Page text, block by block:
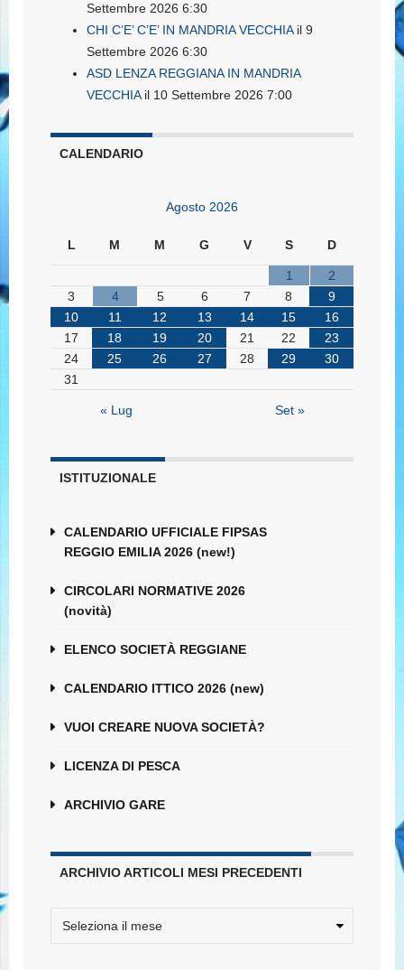
Settembre 2026 6:30
CHI C’E’ C’E’ IN MANDRIA VECCHIAil 9
Settembre 2026 6:30
ASD LENZA REGGIANA IN MANDRIA
VECCHIAil 10 Settembre 2026 7:00
CALENDARIO
Agosto 2026
L M M G V S D
1
2
3
4 5 6 7 8
9
10
11 12 13 14 15
16
17
18 19 20 21 22
23
24
25 26 27 28 29
30
31
« Lug Set »
ISTITUZIONALE
CALENDARIO UFFICIALE FIPSAS
REGGIO EMILIA 2026 (new!)
CIRCOLARI NORMATIVE 2026
(novità)
ELENCO SOCIETÀ REGGIANE
CALENDARIO ITTICO 2026 (new)
VUOI CREARE NUOVA SOCIETÀ?
LICENZA DI PESCA
ARCHIVIO GARE
ARCHIVIO ARTICOLI MESI PRECEDENTI